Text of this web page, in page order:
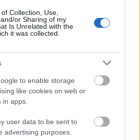
Collection, Use,
or Sharing of my
Is Unrelated with the
it was collected.
to enable storage
like cookies on web or
apps.
user data to be sent to
advertising purposes.
milliói hirdetik kedvenc
oldalakon és más online
fontosságát már a PR
vezető bloggereket megszólalni,
egy-egy kampányban.
a McDonald's egyik
néhány blog szerzőjét.